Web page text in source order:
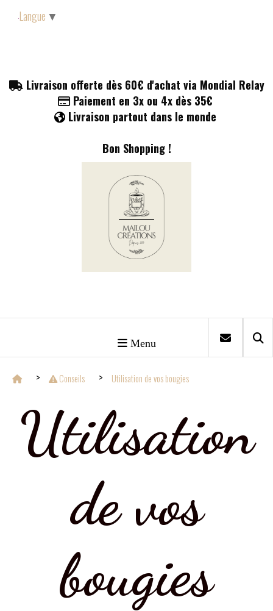
Livraison offerte dès 60€ d'achat via Mondial Relay
Paiement en 3x ou 4x dès 35€
 Livraison partout dans le monde
Bon Shopping !
Menu
Conseils Utilisation de vos bougies
Utilisation
de vos
bougies
Langue ▼